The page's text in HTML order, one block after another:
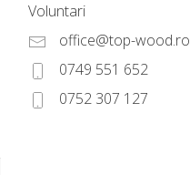
Voluntari
office@top-wood.ro
0749 551 652
0752 307 127